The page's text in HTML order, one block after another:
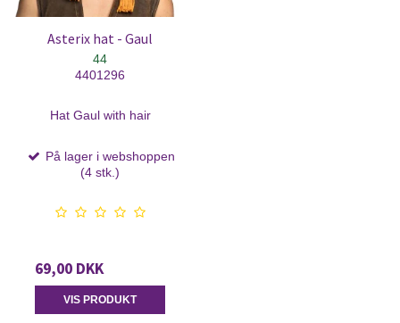
Asterix hat - Gaul
44
4401296
Hat Gaul with hair
På lager i webshoppen
(4 stk.)
69,00 DKK
VIS PRODUKT